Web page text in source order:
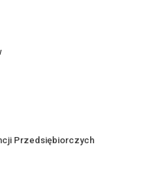
Przedsiębiorczych